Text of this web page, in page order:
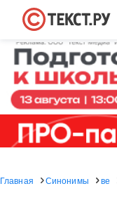
Главная Синонимы ве